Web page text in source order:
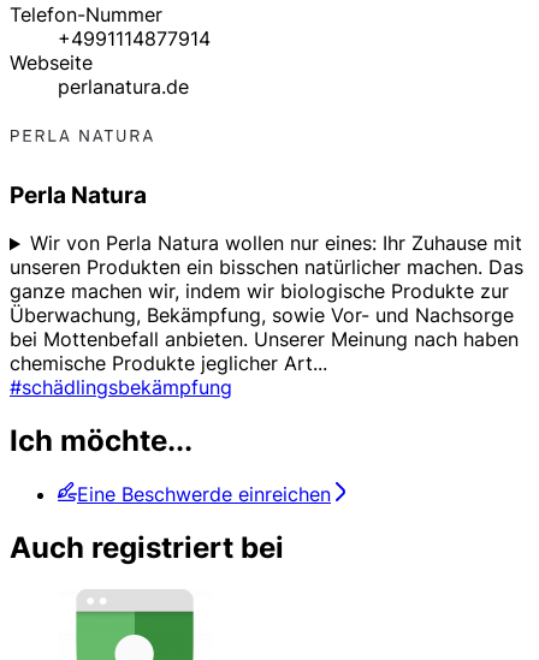
Telefon-Nummer
+4991114877914
Webseite
perlanatura.de
Perla Natura
Wir von Perla Natura wollen nur eines: Ihr Zuhause mit
unseren Produkten ein bisschen natürlicher machen. Das
ganze machen wir, indem wir biologische Produkte zur
Überwachung, Bekämpfung, sowie Vor- und Nachsorge
bei Mottenbefall anbieten. Unserer Meinung nach haben
chemische Produkte jeglicher Art...
#schädlingsbekämpfung
Ich möchte...
Eine Beschwerde einreichen
Auch registriert bei